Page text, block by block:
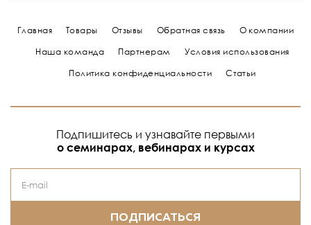
Главная Товары Отзывы Обратная связь О компании
Наша команда Партнерам Условия использования
Политика конфиденциальности Статьи
Подпишитесь и узнавайте первыми
о семинарах, вебинарах и курсах
ПОДПИСАТЬСЯ